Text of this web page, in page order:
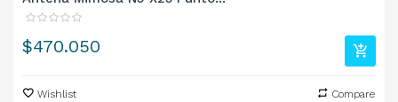
Precio
$470.050
Wishlist Compare